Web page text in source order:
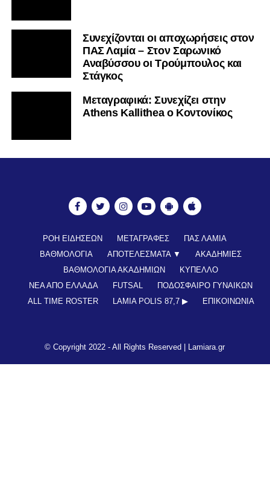
Συνεχίζονται οι αποχωρήσεις στον
ΠΑΣ Λαμία – Στον Σαρωνικό
Αναβύσσου οι Τρούμπουλος και
Στάγκος
Mεταγραφικά: Συνεχίζει στην
Athens Kallithea ο Κοντονίκος
ΡΟΗ ΕΙΔΗΣΕΩΝ ΜΕΤΑΓΡΑΦΕΣ
ΠΑΣ ΛΑΜΙΑ
ΒΑΘΜΟΛΟΓΙΑ
ΑΠΟΤΕΛΕΣΜΑΤΑ ▼
ΑΚΑΔΗΜΙΕΣ
ΒΑΘΜΟΛΟΓΙΑ ΑΚΑΔΗΜΙΩΝ
ΚΥΠΕΛΛΟ
ΝΕΑ ΑΠΟ ΕΛΛΑΔΑ
FUTSAL
ΠΟΔΟΣΦΑΙΡΟ ΓΥΝΑΙΚΩΝ
ALL TIME ROSTER
LAMIA POLIS 87,7 ▶︎ ΕΠΙΚΟΙΝΩΝΊΑ
© Copyright 2022 - All Rights Reserved | Lamiara.gr